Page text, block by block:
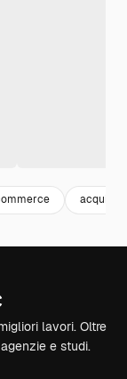
acquisti
lavori. Oltre
e studi.